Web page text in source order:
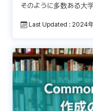
そのように多数ある大
Last Updated : 2024